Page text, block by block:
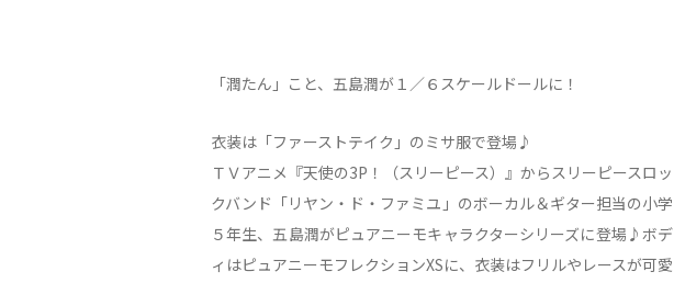
「潤たん」こと、五島潤が１／６スケールドールに！
衣装は「ファーストテイク」のミサ服で登場♪
ＴＶアニメ『天使の3P！（スリーピース）』からスリーピースロッ
クバンド「リヤン・ド・ファミユ」のボーカル＆ギター担当の小学
５年生、五島潤がピュアニーモキャラクターシリーズに登場♪ボデ
ィはピュアニーモフレクションXSに、衣装はフリルやレースが可愛